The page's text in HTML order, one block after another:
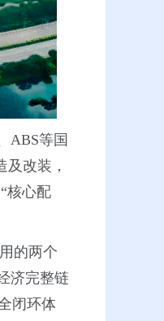
ABS等国
改装，
核心配
的两个
济完整链
闭环体